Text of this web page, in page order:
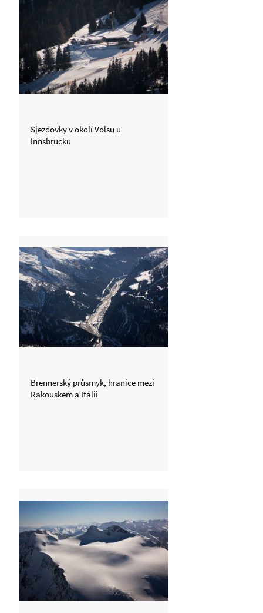
Sjezdovky v okolí Volsu u
Innsbrucku
Brennerský průsmyk, hranice mezi
Rakouskem a Itálii